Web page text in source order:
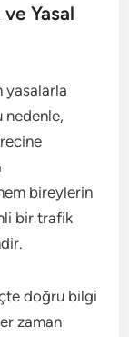
Yasal
yasalarla
nedenle,
bireylerin
bir trafik
doğru bilgi
zaman